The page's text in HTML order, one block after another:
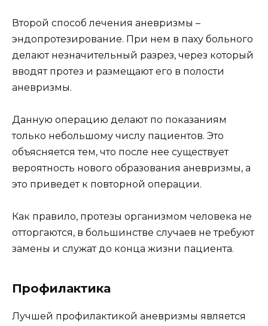
Второй способ лечения аневризмы –
эндопротезирование. При нем в паху больного
делают незначительный разрез, через который
вводят протез и размещают его в полости
аневризмы.
Данную операцию делают по показаниям
только небольшому числу пациентов. Это
объясняется тем, что после нее существует
вероятность нового образования аневризмы, а
это приведет к повторной операции.
Как правило, протезы организмом человека не
отторгаются, в большинстве случаев не требуют
замены и служат до конца жизни пациента.
Профилактика
Лучшей профилактикой аневризмы является